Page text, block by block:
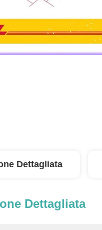
Dettagliata
Dettagliata